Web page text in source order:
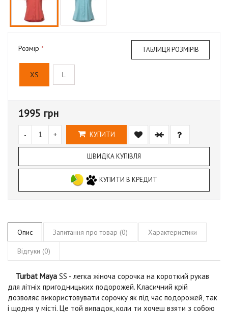
Розмір ТАБЛИЦЯ РОЗМІРІВ
XS L
1995 грн
- + КУПИТИ
ШВИДКА КУПІВЛЯ
КУПИТИ В КРЕДИТ
Опис Запитання про товар (0) Характеристики
Відгуки (0)
Turbat Maya SS - легка жіноча сорочка на короткий рукав
для літніх пригодницьких подорожей. Класичний крій
дозволяє використовувати сорочку як під час подорожей, так
і щодня у місті. Це той випадок, коли ти хочеш взяти з собою